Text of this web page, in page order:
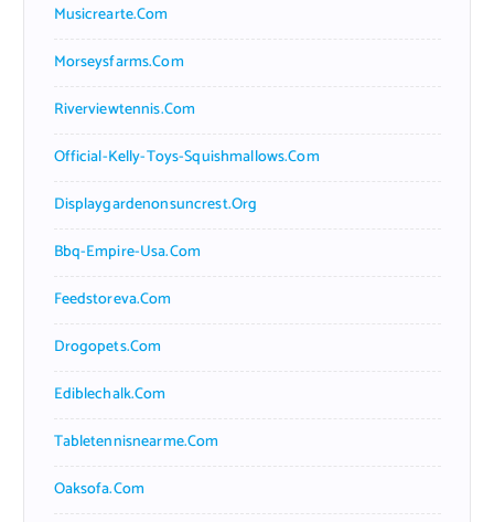
Musicrearte.com
Morseysfarms.com
Riverviewtennis.com
Official-Kelly-Toys-Squishmallows.com
Displaygardenonsuncrest.org
Bbq-Empire-Usa.com
Feedstoreva.com
Drogopets.com
Ediblechalk.com
Tabletennisnearme.com
Oaksofa.com